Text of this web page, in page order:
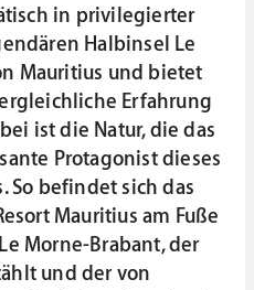
in privilegierter
Halbinsel Le
Mauritius und bietet
Erfahrung
ist die Natur, die das
Protagonist dieses
So befindet sich das
Mauritius am Fuße
Morne-Brabant, der
und der von